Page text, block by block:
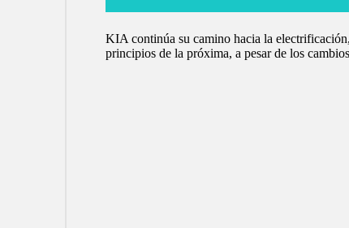
KIA continúa su camino hacia la
principios de la próxima, a pesar de los